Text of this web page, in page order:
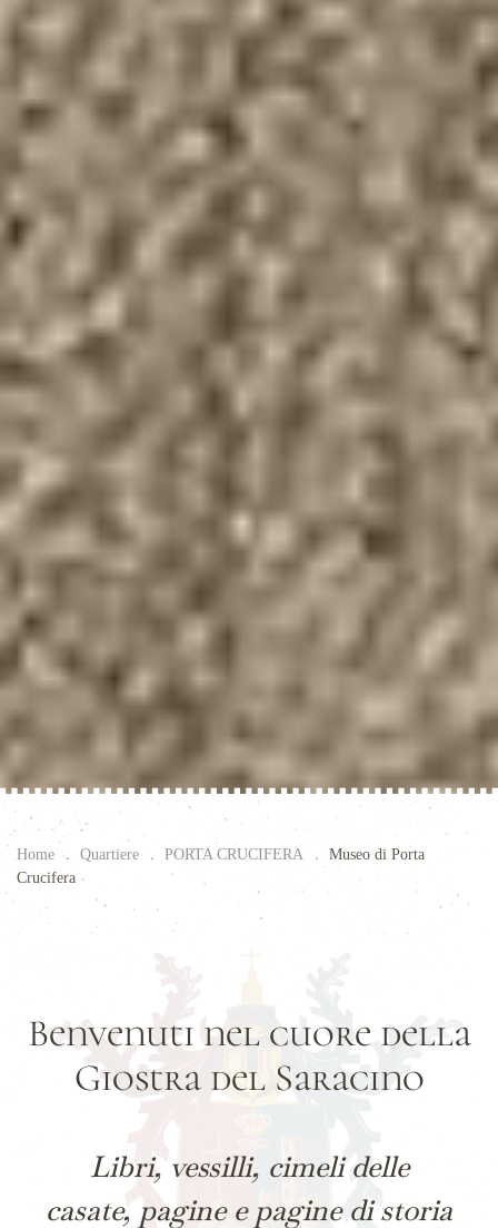
Home Quartiere PORTA CRUCIFERA
Museo di Porta
Crucifera
Benvenuti nel cuore della
Giostra del Saracino
Libri, vessilli, cimeli delle
casate, pagine e pagine di storia